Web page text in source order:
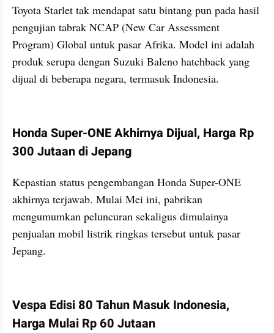
Toyota Starlet tak mendapat satu bintang pun pada hasil
pengujian tabrak NCAP (New Car Assessment
Program) Global untuk pasar Afrika. Model ini adalah
produk serupa dengan Suzuki Baleno hatchback yang
dijual di beberapa negara, termasuk Indonesia.
Honda Super-ONE Akhirnya Dijual, Harga Rp
300 Jutaan di Jepang
Kepastian status pengembangan Honda Super-ONE
akhirnya terjawab. Mulai Mei ini, pabrikan
mengumumkan peluncuran sekaligus dimulainya
penjualan mobil listrik ringkas tersebut untuk pasar
Jepang.
Vespa Edisi 80 Tahun Masuk Indonesia,
Harga Mulai Rp 60 Jutaan